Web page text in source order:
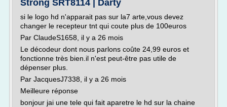
Strong SRT8114 | Darty
si le logo hd n'apparait pas sur la7 arte,vous devez
changer le recepteur tnt qui coute plus de 100euros
Par ClaudeS1658, il y a 26 mois
Le décodeur dont nous parlons coûte 24,99 euros et
fonctionne très bien.il n'est peut-être pas utile de
dépenser plus.
Par JacquesJ7338, il y a 26 mois
Meilleure réponse
bonjour jai une tele qui fait aparetre le hd sur la chaine